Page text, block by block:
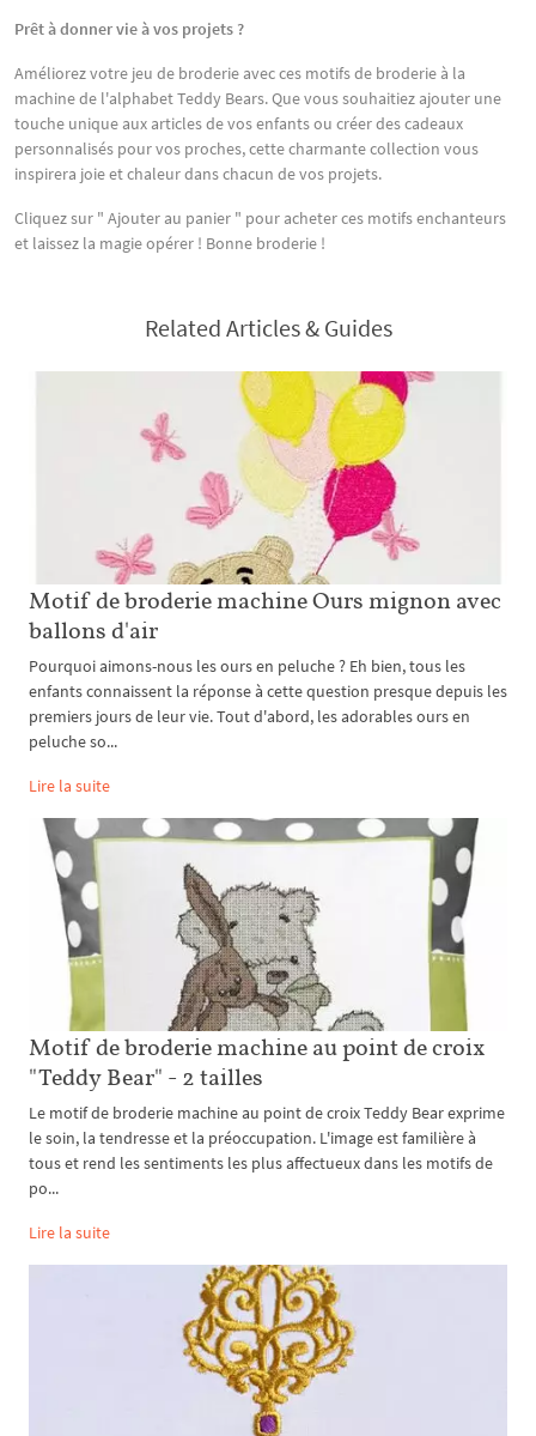
Prêt à donner vie à vos projets ?
Améliorez votre jeu de broderie avec ces motifs de broderie à la
machine de l'alphabet Teddy Bears. Que vous souhaitiez ajouter une
touche unique aux articles de vos enfants ou créer des cadeaux
personnalisés pour vos proches, cette charmante collection vous
inspirera joie et chaleur dans chacun de vos projets.
Cliquez sur " Ajouter au panier " pour acheter ces motifs enchanteurs
et laissez la magie opérer ! Bonne broderie !
Related Articles & Guides
Motif de broderie machine Ours mignon avec
ballons d'air
Pourquoi aimons-nous les ours en peluche ? Eh bien, tous les
enfants connaissent la réponse à cette question presque depuis les
premiers jours de leur vie. Tout d'abord, les adorables ours en
peluche so...
Lire la suite
Motif de broderie machine au point de croix
"Teddy Bear" - 2 tailles
Le motif de broderie machine au point de croix Teddy Bear exprime
le soin, la tendresse et la préoccupation. L'image est familière à
tous et rend les sentiments les plus affectueux dans les motifs de
po...
Lire la suite